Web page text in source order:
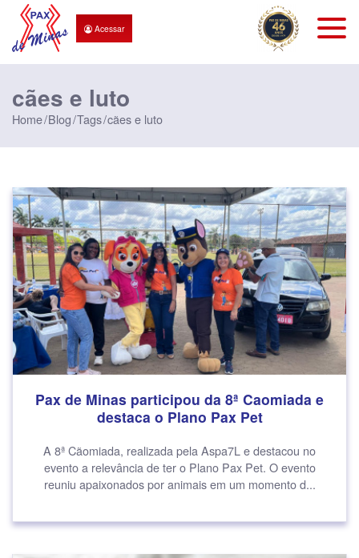
Acessar
cães e luto
Home Blog Tags cães e luto
Pax de Minas participou da 8ª Caomiada e
destaca o Plano Pax Pet
A 8ª Cãomiada, realizada pela Aspa7L e destacou no
evento a relevância de ter o Plano Pax Pet. O evento
reuniu apaixonados por animais em um momento d...